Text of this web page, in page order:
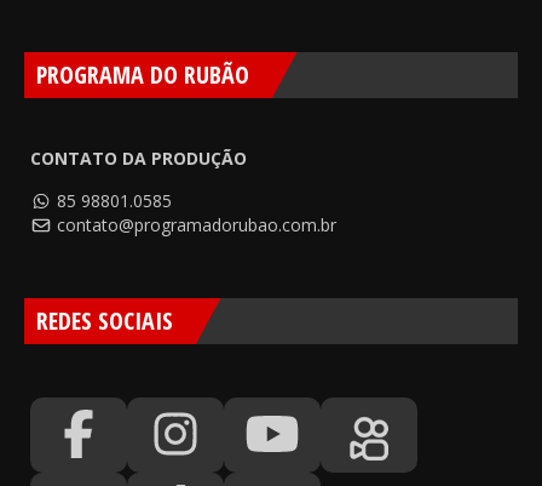
PROGRAMA DO RUBÃO
CONTATO DA PRODUÇÃO
85 98801.0585
contato@programadorubao.com.br
REDES SOCIAIS